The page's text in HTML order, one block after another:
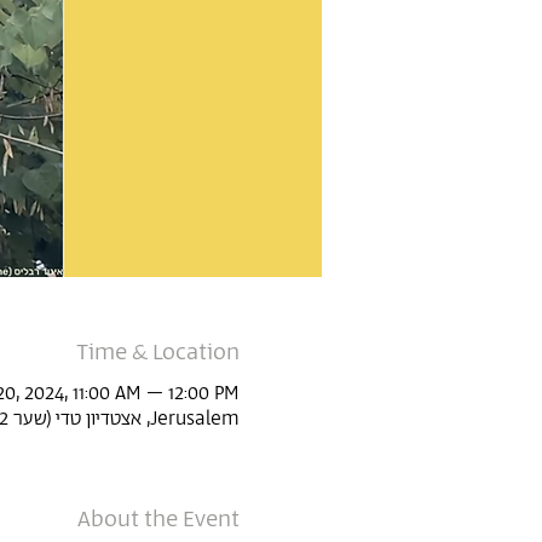
Time & Location
2024, 11:00 AM – 12:00 PM
Jerusalem, אצטדיון טדי (שער 22, Derech Agudat Sport Beitar 1, Jerusalem, Israel
About the Event